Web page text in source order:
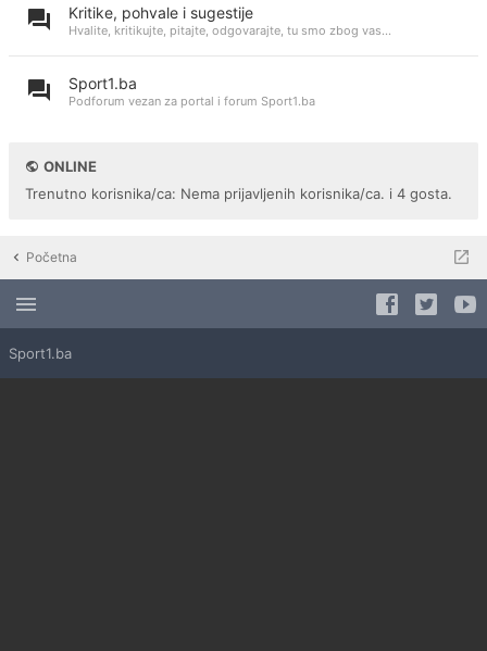
Kritike, pohvale i sugestije
Hvalite, kritikujte, pitajte, odgovarajte, tu smo zbog vas...
Sport1.ba
Podforum vezan za portal i forum Sport1.ba
ONLINE
Trenutno korisnika/ca: Nema prijavljenih korisnika/ca. i 4 gosta.
Početna
Sport1.ba